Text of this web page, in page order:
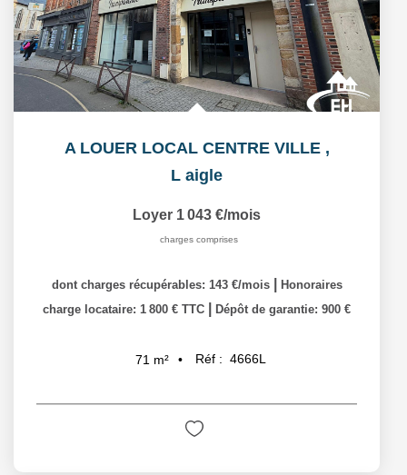
A LOUER LOCAL CENTRE VILLE ,
L aigle
Loyer 1 043 €/mois
charges comprises
dont charges récupérables: 143 €/mois
Honoraires
charge locataire: 1 800 € TTC
Dépôt de garantie: 900 €
71 m² Réf : 4666L